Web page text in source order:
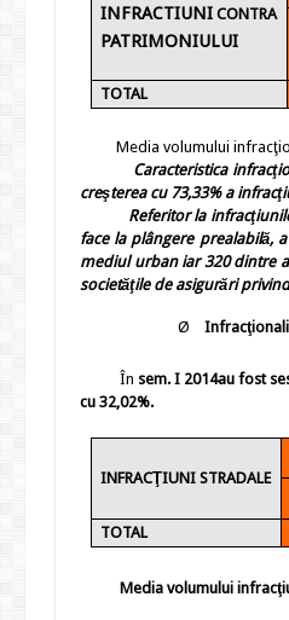
INFRACTIUNI CONTRA
PATRIMONIULUI
TOTAL
Media volumului
Caracteristica
creşterea cu 73,33% a
Referitor la infracţiunile
face la plângere prealabilă,
mediul urban iar 320 dintre
societăţile de asigurări
Ø
În sem. I 2014au fost
cu 32,02%.
INFRACŢIUNI STRADALE
TOTAL
Media volumului